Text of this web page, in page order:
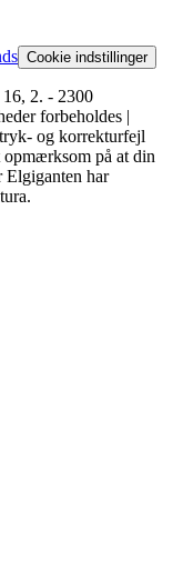
Cookie indstillinger
2. - 2300
forbeholdes |
og korrekturfejl
på at din
har